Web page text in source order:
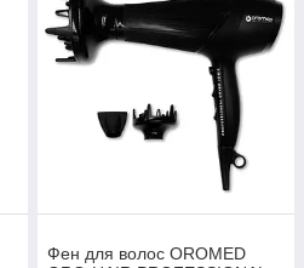
Фен для волос OROMED